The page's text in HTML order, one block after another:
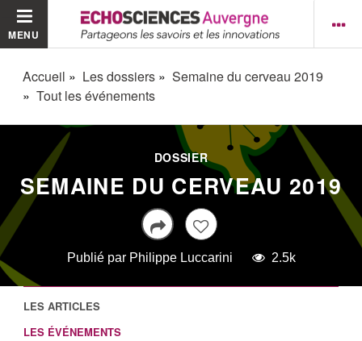
MENU
Accueil Les dossiers
Semaine du cerveau 2019
Tout les événements
DOSSIER
SEMAINE DU CERVEAU 2019
Publié par Philippe Luccarini 2.5k
LES ARTICLES
LES ÉVÉNEMENTS